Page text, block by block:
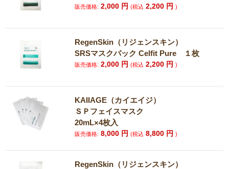
販売価格: 2,000 円(税込 2,200 円)
RegenSkin（リジェンスキン）
SRSマスクパック Celfit Pure １枚
販売価格: 2,000 円(税込 2,200 円)
KAIIAGE（カイエイジ）
ＳＰフェイスマスク
20mL×4枚入
販売価格: 8,000 円(税込 8,800 円)
RegenSkin（リジェンスキン）